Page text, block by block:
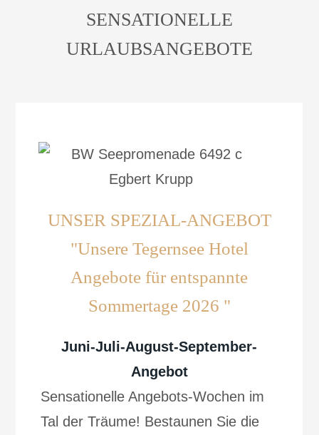
SENSATIONELLE
URLAUBSANGEBOTE
UNSER SPEZIAL-ANGEBOT
"Unsere Tegernsee Hotel
Angebote für entspannte
Sommertage 2026 "
Juni-Juli-August-September-
Angebot
Sensationelle Angebots-Wochen im
Tal der Träume! Bestaunen Sie die